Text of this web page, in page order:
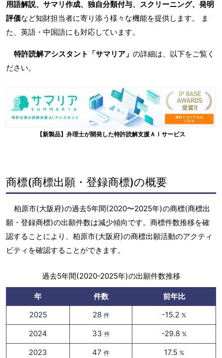
用語解説、サマリ作成、独自分類付与、スクリーニング、発明
評価など知財担当者に寄り添う様々な機能を提供します。 ま
た、英語・中国語にも対応しています。
特許読解アシスタント「サマリア」 の詳細は、以下をご覧く
ださい。
【新製品】弁理士が開発した特許読解支援ＡＩサービス
商標(商標出願・登録商標)の概要
柏原市(大阪府)の過去5年間(2020〜2025年)の商標(商標出
願・登録商標)の出願件数は減少傾向です。商標件数推移を確
認することにより、柏原市(大阪府)の商標出願活動のアクティ
ビティを確認することができます。
過去5年間(2020-2025年)の出願件数推移
年 件数
前年比
2025
28 件 -15.2 %
2024 33 件 -29.8 %
2023 47 件 17.5 %